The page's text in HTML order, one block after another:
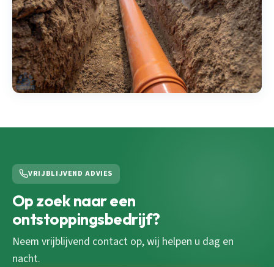
VRIJBLIJVEND ADVIES
Op zoek naar een
ontstoppingsbedrijf?
Neem vrijblijvend contact op, wij helpen u dag en
nacht.